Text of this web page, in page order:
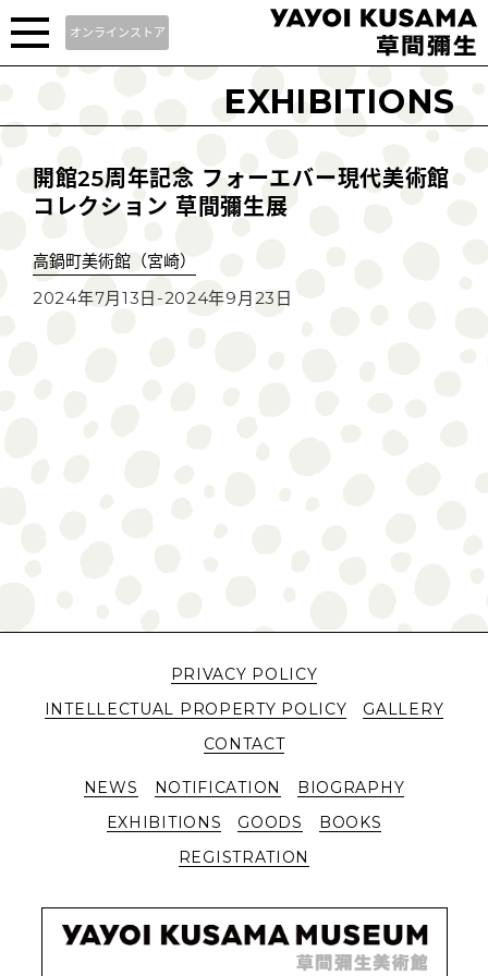
オンラインストア
EXHIBITIONS
開館25周年記念 フォーエバー現代美術館
コレクション 草間彌生展
高鍋町美術館（宮崎）
2024年7月13日-2024年9月23日
PRIVACY POLICY
INTELLECTUAL PROPERTY POLICY
GALLERY
CONTACT
NEWS NOTIFICATION
BIOGRAPHY
EXHIBITIONS
GOODS
BOOKS
REGISTRATION